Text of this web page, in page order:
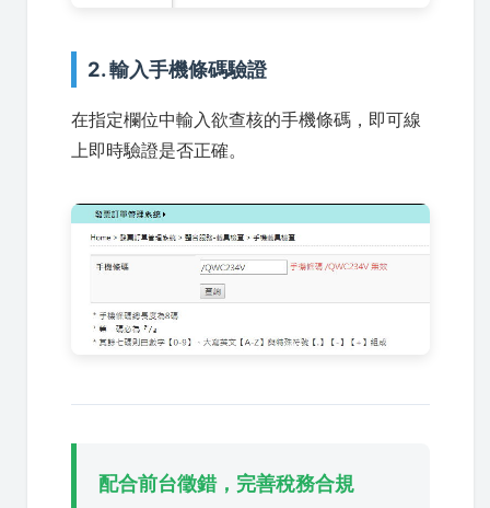
2. 輸入手機條碼驗證
在指定欄位中輸入欲查核的手機條碼，即可線
上即時驗證是否正確。
配合前台徵錯，完善稅務合規